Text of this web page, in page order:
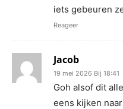
iets gebeuren
Reageer
Jacob
19 mei 2026 Bij 18:41
Goh alsof dit
eens kijken